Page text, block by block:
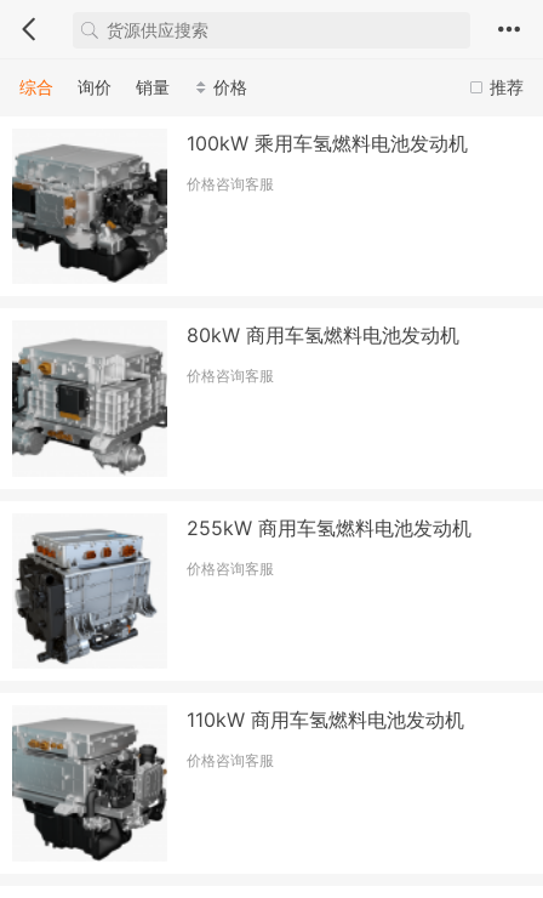
推荐
综合 询价 销量 价格
100kW 乘用车氢燃料电池发动机
价格咨询客服
80kW 商用车氢燃料电池发动机
价格咨询客服
255kW 商用车氢燃料电池发动机
价格咨询客服
110kW 商用车氢燃料电池发动机
价格咨询客服